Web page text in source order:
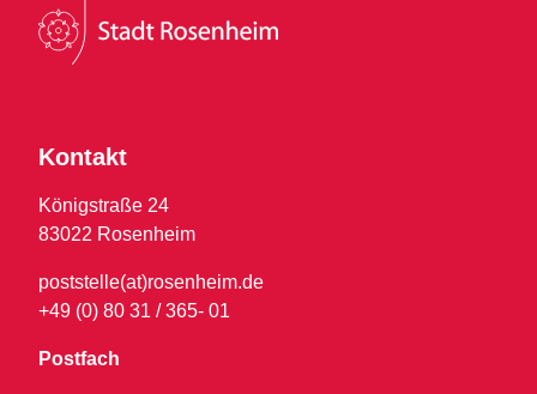
Kontakt
Königstraße 24
83022 Rosenheim
poststelle(at)rosenheim.de
+49 (0) 80 31 / 365- 01
Postfach